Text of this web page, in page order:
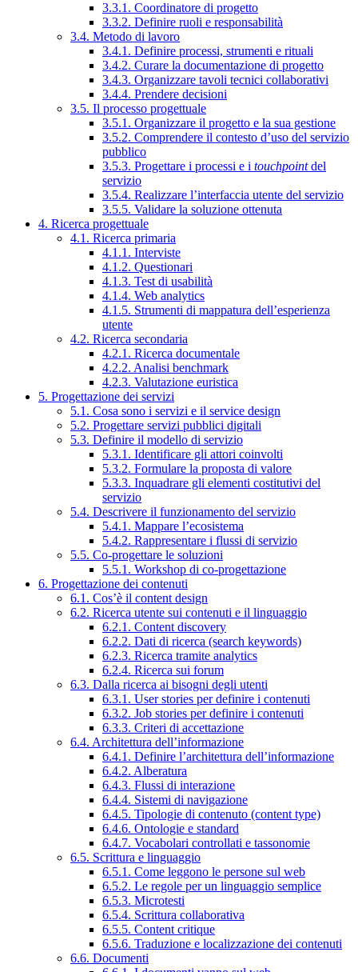
3.3.1. Coordinatore di progetto
3.3.2. Definire ruoli e responsabilità
3.4. Metodo di lavoro
3.4.1. Definire processi, strumenti e rituali
3.4.2. Curare la documentazione di progetto
3.4.3. Organizzare tavoli tecnici collaborativi
3.4.4. Prendere decisioni
3.5. Il processo progettuale
3.5.1. Organizzare il progetto e la sua gestione
3.5.2. Comprendere il contesto d’uso del servizio
pubblico
3.5.3. Progettare i processi e i touchpointdel
servizio
3.5.4. Realizzare l’interfaccia utente del servizio
3.5.5. Validare la soluzione ottenuta
4. Ricerca progettuale
4.1. Ricerca primaria
4.1.1. Interviste
4.1.2. Questionari
4.1.3. Test di usabilità
4.1.4. Web analytics
4.1.5. Strumenti di mappatura dell’esperienza
utente
4.2. Ricerca secondaria
4.2.1. Ricerca documentale
4.2.2. Analisi benchmark
4.2.3. Valutazione euristica
5. Progettazione dei servizi
5.1. Cosa sono i servizi e il service design
5.2. Progettare servizi pubblici digitali
5.3. Definire il modello di servizio
5.3.1. Identificare gli attori coinvolti
5.3.2. Formulare la proposta di valore
5.3.3. Inquadrare gli elementi costitutivi del
servizio
5.4. Descrivere il funzionamento del servizio
5.4.1. Mappare l’ecosistema
5.4.2. Rappresentare i flussi di servizio
5.5. Co-progettare le soluzioni
5.5.1. Workshop di co-progettazione
6. Progettazione dei contenuti
6.1. Cos’è il content design
6.2. Ricerca utente sui contenuti e il linguaggio
6.2.1. Content discovery
6.2.2. Dati di ricerca (search keywords)
6.2.3. Ricerca tramite analytics
6.2.4. Ricerca sui forum
6.3. Dalla ricerca ai bisogni degli utenti
6.3.1. User stories per definire i contenuti
6.3.2. Job stories per definire i contenuti
6.3.3. Criteri di accettazione
6.4. Architettura dell’informazione
6.4.1. Definire l’architettura dell’informazione
6.4.2. Alberatura
6.4.3. Flussi di interazione
6.4.4. Sistemi di navigazione
6.4.5. Tipologie di contenuto (content type)
6.4.6. Ontologie e standard
6.4.7. Vocabolari controllati e tassonomie
6.5. Scrittura e linguaggio
6.5.1. Come leggono le persone sul web
6.5.2. Le regole per un linguaggio semplice
6.5.3. Microtesti
6.5.4. Scrittura collaborativa
6.5.5. Content critique
6.5.6. Traduzione e localizzazione dei contenuti
6.6. Documenti